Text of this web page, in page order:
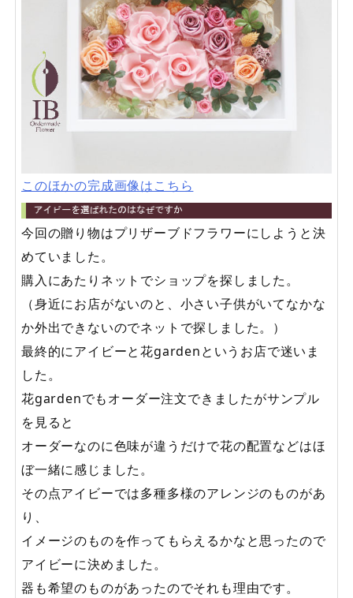
このほかの完成画像はこちら
今回の贈り物はプリザーブドフラワーにしようと決
めていました。
購入にあたりネットでショップを探しました。
（身近にお店がないのと、小さい子供がいてなかな
か外出できないのでネットで探しました。）
最終的にアイビーと花gardenというお店で迷いま
した。
花gardenでもオーダー注文できましたがサンプル
を見ると
オーダーなのに色味が違うだけで花の配置などはほ
ぼ一緒に感じました。
その点アイビーでは多種多様のアレンジのものがあ
り、
イメージのものを作ってもらえるかなと思ったので
アイビーに決めました。
器も希望のものがあったのでそれも理由です。